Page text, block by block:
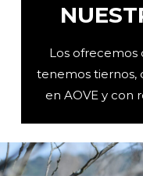
Los ofrecemos
tenemos tiernos,
en AOVE y con